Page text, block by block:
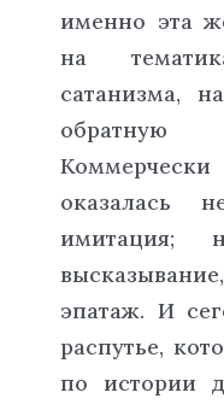
именно эта
на
сатанизма,
обратную
оказалась
имитация;
эпатаж. И
распутье,
по истории